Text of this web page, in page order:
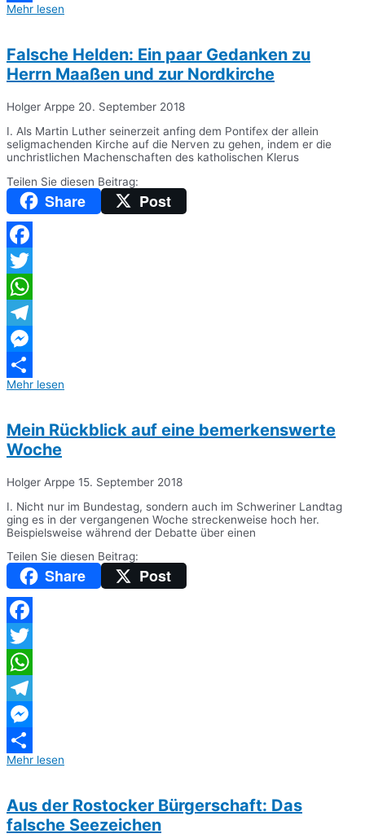
Teilen
Mehr lesen
Falsche Helden: Ein paar Gedanken zu
Herrn Maaßen und zur Nordkirche
Holger Arppe 20. September 2018
I. Als Martin Luther seinerzeit anfing dem Pontifex der allein
seligmachenden Kirche auf die Nerven zu gehen, indem er die
unchristlichen Machenschaften des katholischen Klerus
Teilen Sie diesen Beitrag:
Share Post
Facebook
Twitter
WhatsApp
Telegram
Messenger
Teilen
Mehr lesen
Mein Rückblick auf eine bemerkenswerte
Woche
Holger Arppe 15. September 2018
I. Nicht nur im Bundestag, sondern auch im Schweriner Landtag
ging es in der vergangenen Woche streckenweise hoch her.
Beispielsweise während der Debatte über einen
Teilen Sie diesen Beitrag:
Share Post
Facebook
Twitter
WhatsApp
Telegram
Messenger
Teilen
Mehr lesen
Aus der Rostocker Bürgerschaft: Das
falsche Seezeichen